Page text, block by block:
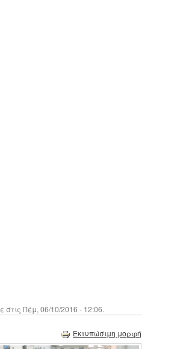
στις Πέμ, 06/10/2016 - 12:06.
Εκτυπώσιμη μορφή